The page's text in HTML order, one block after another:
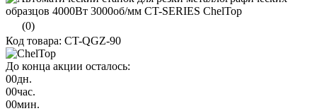
(0)
Код товара: CT-QGZ-90
До конца акции осталось:
00дн.
00час.
00мин.